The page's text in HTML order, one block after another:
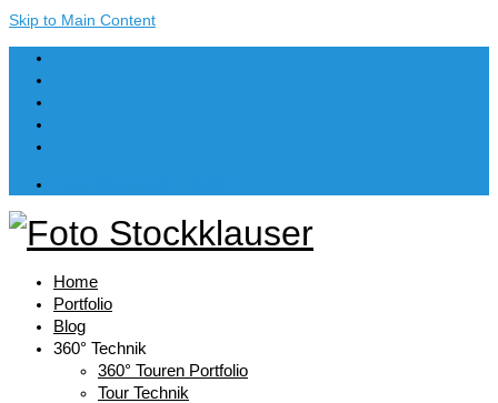
Skip to Main Content
Home
Portfolio
Blog
360° Technik
360° Touren Portfolio
Tour Technik